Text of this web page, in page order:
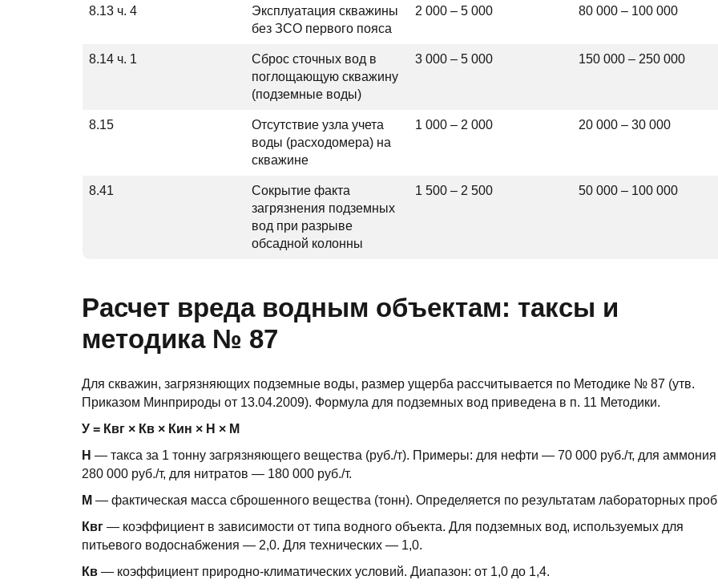
8.13 ч. 4
Эксплуатация скважины
без ЗСО первого пояса
2 000 – 5 000 80 000 – 100 000
8.14 ч. 1
Сброс сточных вод в
поглощающую скважину
(подземные воды)
3 000 – 5 000 150 000 – 250 000
8.15
Отсутствие узла учета
воды (расходомера) на
скважине
1 000 – 2 000 20 000 – 30 000
8.41
Сокрытие факта
загрязнения подземных
вод при разрыве
обсадной колонны
1 500 – 2 500 50 000 – 100 000
Расчет вреда водным объектам: таксы и
методика № 87
Для скважин, загрязняющих подземные воды, размер ущерба рассчитывается по Методике № 87 (утв.
Приказом Минприроды от 13.04.2009). Формула для подземных вод приведена в п. 11 Методики.
У = Квг × Кв × Кин × Н × М
Н — такса за 1 тонну загрязняющего вещества (руб./т). Примеры: для нефти — 70 000 руб./т, для
280 000 руб./т, для нитратов — 180 000 руб./т.
М — фактическая масса сброшенного вещества (тонн). Определяется по результатам лабораторных
Квг — коэффициент в зависимости от типа водного объекта. Для подземных вод, используемых для
питьевого водоснабжения — 2,0. Для технических — 1,0.
Кв — коэффициент природно-климатических условий. Диапазон: от 1,0 до 1,4.